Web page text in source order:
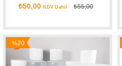
₺50,00 KDV Dahil ₺55,00
%20